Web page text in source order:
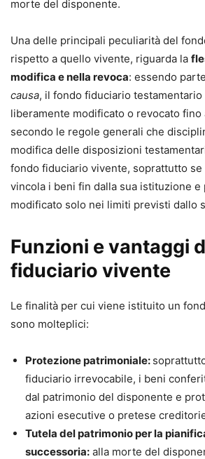
morte del disponente.
Una delle principali peculiarità del
rispetto a quello vivente, riguarda la
modifica e nella revoca: essendo
causa, il fondo fiduciario
liberamente modificato o revocato fino
secondo le regole generali che
modifica delle disposizioni
fondo fiduciario vivente, soprattutto
vincola i beni fin dalla sua istituzione e
modificato solo nei limiti previsti dallo
Funzioni e vantaggi
fiduciario vivente
Le finalità per cui viene istituito un
sono molteplici:
Protezione patrimoniale:
fiduciario irrevocabile, i beni
dal patrimonio del disponente e
azioni esecutive o pretese
Tutela del patrimonio per la
successoria: alla morte del